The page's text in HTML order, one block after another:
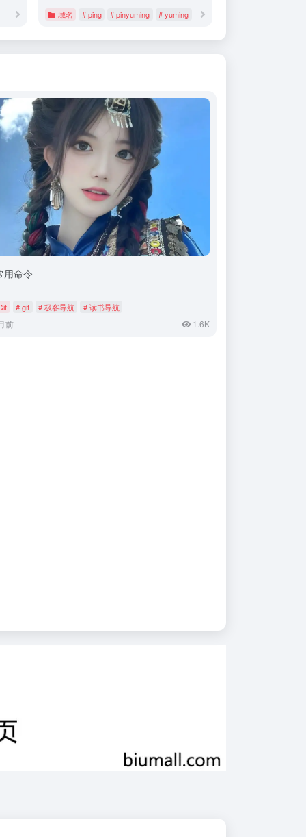
域名 # ping # pinyuming # yuming
用命令
# git # 极客导航 # 读书导航
前 1.6K